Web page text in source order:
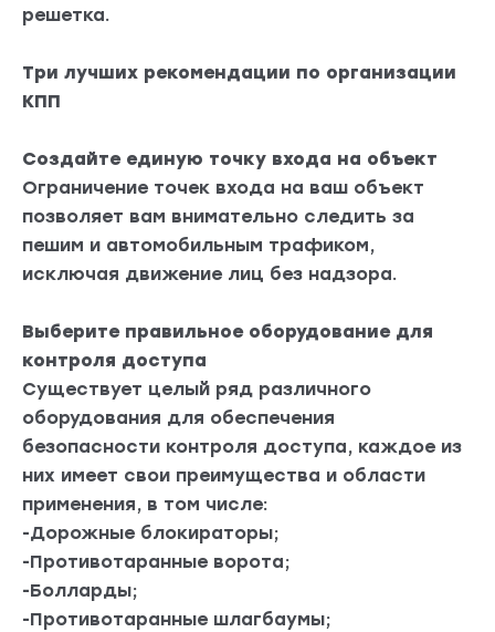
решетка.
Три лучших рекомендации по организации
КПП
Создайте единую точку входа на объект
Ограничение точек входа на ваш объект
позволяет вам внимательно следить за
пешим и автомобильным трафиком,
исключая движение лиц без надзора.
Выберите правильное оборудование для
контроля доступа
Существует целый ряд различного
оборудования для обеспечения
безопасности контроля доступа, каждое из
них имеет свои преимущества и области
применения, в том числе:
-Дорожные блокираторы;
-Противотаранные ворота;
-Болларды;
-Противотаранные шлагбаумы;